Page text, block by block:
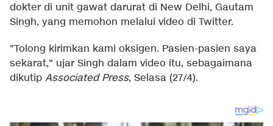
dokter di unit gawat darurat di New Delhi, Gautam
Singh, yang memohon melalui video di Twitter.
"Tolong kirimkan kami oksigen. Pasien-pasien saya
sekarat," ujar Singh dalam video itu, sebagaimana
dikutip Associated Press, Selasa (27/4).